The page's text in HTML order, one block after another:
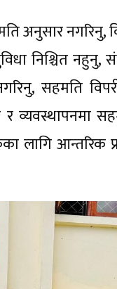
अनुसार नगरिनु,
निश्चित नहुनु,
सहमति
व्यवस्थापनमा
लागि आन्तरिक